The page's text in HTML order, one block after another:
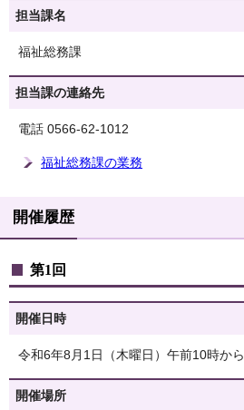
担当課名
福祉総務課
担当課の連絡先
電話 0566-62-1012
福祉総務課の業務
開催履歴
第1回
開催日時
令和6年8月1日（木曜日）午前10時から
開催場所